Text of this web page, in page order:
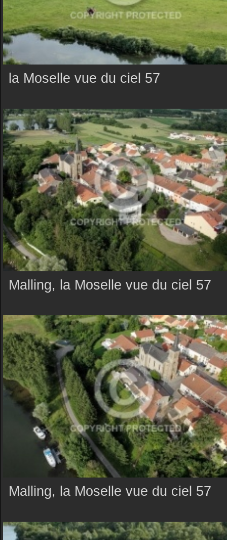
la Moselle vue du ciel 57
Malling, la Moselle vue du ciel 57
Malling, la Moselle vue du ciel 57